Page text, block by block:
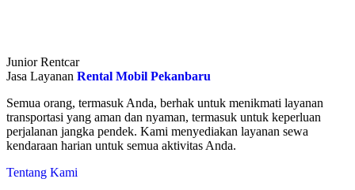
Junior Rentcar
Jasa Layanan Rental Mobil Pekanbaru
Semua orang, termasuk Anda, berhak untuk menikmati layanan
transportasi yang aman dan nyaman, termasuk untuk keperluan
perjalanan jangka pendek. Kami menyediakan layanan sewa
kendaraan harian untuk semua aktivitas Anda.
Tentang Kami